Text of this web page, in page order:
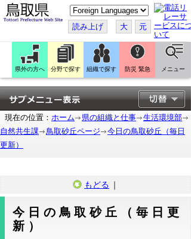
こ
の
ペ
ー
ジ
翻
訳
す
る
読み上げ 大 元
県外の方へ 分野で探す 組織で探す 防災 緊急 メニュー
現在の位置： ホーム 県の組織と仕事
生活環境部
自然共生課
鳥取砂丘ページ
今日の鳥取砂丘（毎日
更新）
もどる ｜
今日の鳥取砂丘（毎日更
新）